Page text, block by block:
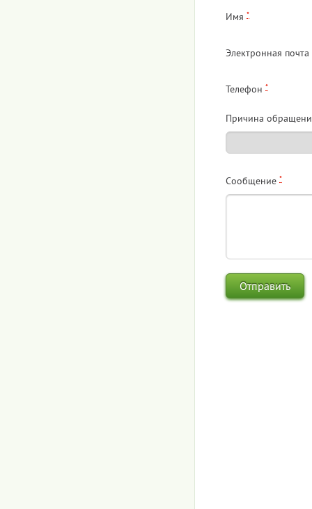
*
Имя
Электронная почта
*
Телефон
Причина
*
Сообщение